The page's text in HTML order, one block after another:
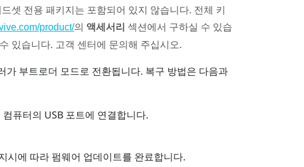
셋 전용 패키지는 포함되어 있지 않습니다. 전체 키
product/의 액세서리 섹션에서 구하실 수 있습
있습니다. 고객 센터에 문의해 주십시오.
부트로더 모드로 전환됩니다. 복구 방법은 다음과
퓨터의 USB 포트에 연결합니다.
시에 따라 펌웨어 업데이트를 완료합니다.